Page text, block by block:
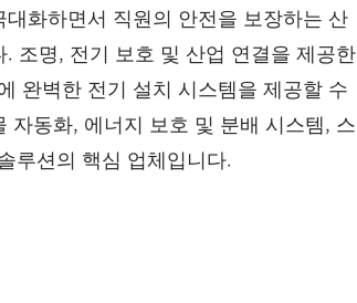
대화하면서 직원의 안전을 보장하는 산
조명, 전기 보호 및 산업 연결을 제공한
완벽한 전기 설치 시스템을 제공할 수
자동화, 에너지 보호 및 분배 시스템, 스
루션의 핵심 업체입니다.